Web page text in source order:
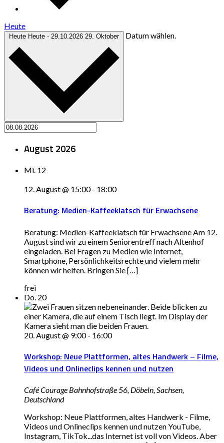
Heute
Heute Heute - 29.10.2026 29. Oktober Datum wählen.
August 2026
Mi. 12
12. August @ 15:00- 18:00
Beratung: Medien-Kaffeeklatsch für Erwachsene
Beratung: Medien-Kaffeeklatsch für Erwachsene Am 12.
August sind wir zu einem Seniorentreff nach Altenhof
eingeladen. Bei Fragen zu Medien wie Internet,
Smartphone, Persönlichkeitsrechte und vielem mehr
können wir helfen. Bringen Sie […]
frei
Do. 20
20. August @ 9:00- 16:00
Workshop: Neue Plattformen, altes Handwerk – Filme,
Videos und Onlineclips kennen und nutzen
Café Courage Bahnhofstraße 56, Döbeln, Sachsen,
Deutschland
Workshop: Neue Plattformen, altes Handwerk - Filme,
Videos und Onlineclips kennen und nutzen YouTube,
Instagram, TikTok...das Internet ist voll von Videos. Aber